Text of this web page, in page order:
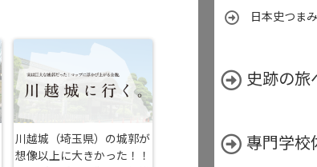
川越城（埼玉県）の城郭が
想像以上に大きかった！！
日本史つま
史跡の旅
專門学校